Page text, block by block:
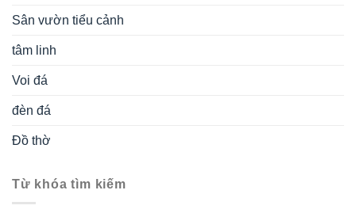
Sân vườn tiểu cảnh
tâm linh
Voi đá
đèn đá
Đồ thờ
Từ khóa tìm kiếm